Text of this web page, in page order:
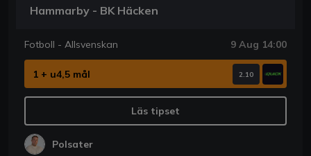
Hammarby - BK Häcken
Fotboll - Allsvenskan 9 Aug 14:00
1 + u4,5 mål 2.10
Läs tipset
Polsater